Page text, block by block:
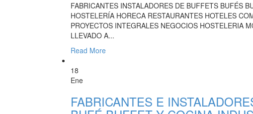
FABRICANTES INSTALADORES DE BUFFETS BUFÉS
HOSTELERÍA HORECA RESTAURANTES HOTELES
PROYECTOS INTEGRALES NEGOCIOS HOSTELERIA
LLEVADO A...
Read More
18
Ene
FABRICANTES E